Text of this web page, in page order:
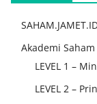
Akademi Saham
LEVEL 1 –
LEVEL 2 –